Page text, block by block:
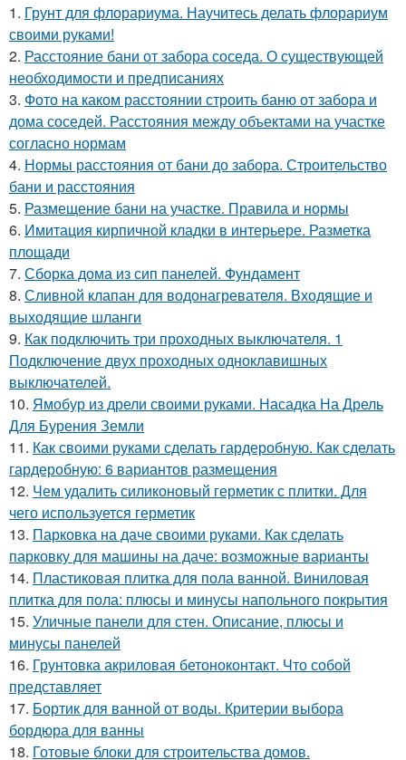
1. Грунт для флорариума. Научитесь делать флорариум
своими руками!
2. Расстояние бани от забора соседа. О существующей
необходимости и предписаниях
3. Фото на каком расстоянии строить баню от забора и
дома соседей. Расстояния между объектами на участке
согласно нормам
4. Нормы расстояния от бани до забора. Строительство
бани и расстояния
5. Размещение бани на участке. Правила и нормы
6. Имитация кирпичной кладки в интерьере. Разметка
площади
7. Сборка дома из сип панелей. Фундамент
8. Сливной клапан для водонагревателя. Входящие и
выходящие шланги
9. Как подключить три проходных выключателя. 1
Подключение двух проходных одноклавишных
выключателей.
10. Ямобур из дрели своими руками. Насадка На Дрель
Для Бурения Земли
11. Как своими руками сделать гардеробную. Как сделать
гардеробную: 6 вариантов размещения
12. Чем удалить силиконовый герметик с плитки. Для
чего используется герметик
13. Парковка на даче своими руками. Как сделать
парковку для машины на даче: возможные варианты
14. Пластиковая плитка для пола ванной. Виниловая
плитка для пола: плюсы и минусы напольного покрытия
15. Уличные панели для стен. Описание, плюсы и
минусы панелей
16. Грунтовка акриловая бетоноконтакт. Что собой
представляет
17. Бортик для ванной от воды. Критерии выбора
бордюра для ванны
18. Готовые блоки для строительства домов.